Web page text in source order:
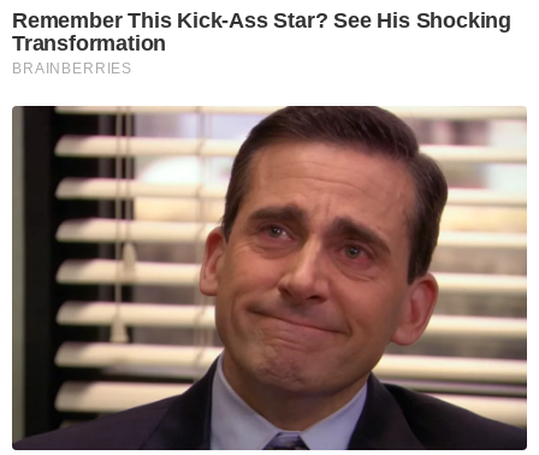
Remember This Kick-Ass Star? See His Shocking
Transformation
BRAINBERRIES